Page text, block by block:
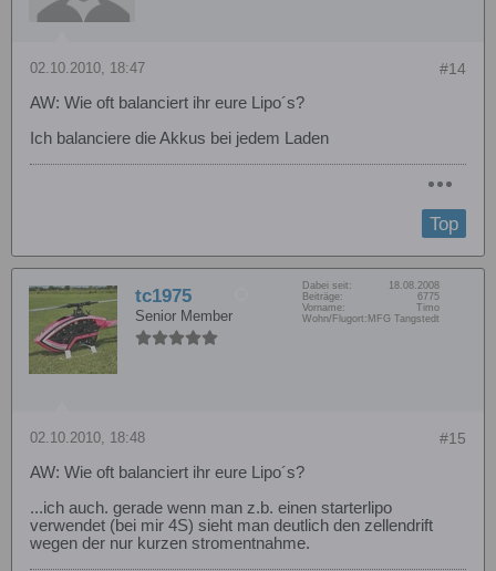
#14
02.10.2010, 18:47
AW: Wie oft balanciert ihr eure Lipo´s?
Ich balanciere die Akkus bei jedem Laden
Top
tc1975
Senior Member
Dabei seit:
18.08.2008
Beiträge:
6775
Vorname:
Timo
Wohn/Flugort: MFG Tangstedt
#15
02.10.2010, 18:48
AW: Wie oft balanciert ihr eure Lipo´s?
...ich auch. gerade wenn man z.b. einen starterlipo
verwendet (bei mir 4S) sieht man deutlich den zellendrift
wegen der nur kurzen stromentnahme.